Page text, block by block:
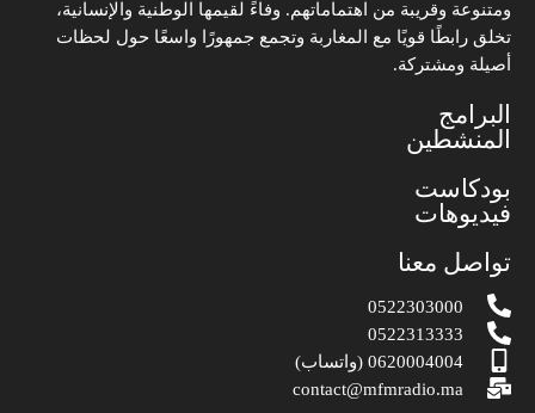
ومتنوعة وقريبة من اهتماماتهم. وفاءً لقيمها الوطنية والإنسانية،
تخلق رابطًا قويًا مع المغاربة وتجمع جمهورًا واسعًا حول لحظات
أصيلة ومشتركة.
البرامج
المنشطين
بودكاست
فيديوهات
تواصل معنا
0522303000
0522313333
0620004004 (واتساب)
contact@mfmradio.ma